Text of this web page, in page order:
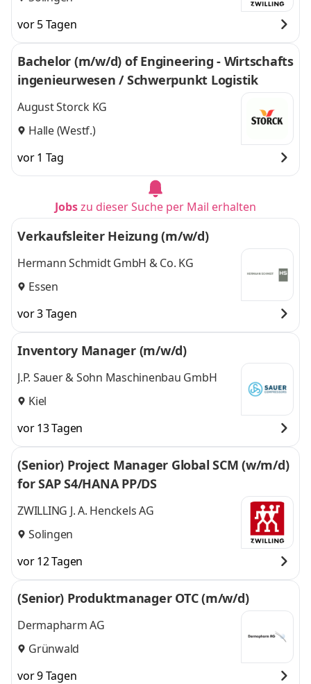
vor 5 Tagen
Bachelor (m/w/d) of Engineering - Wirtschafts
ingenieurwesen / Schwerpunkt Logistik
August Storck KG
Halle (Westf.)
vor 1 Tag
Jobszu dieser Suche per Mail erhalten
Verkaufsleiter Heizung (m/w/d)
Hermann Schmidt GmbH & Co. KG
Essen
vor 3 Tagen
Inventory Manager (m/w/d)
J.P. Sauer & Sohn Maschinenbau GmbH
Kiel
vor 13 Tagen
(Senior) Project Manager Global SCM (w/m/d)
for SAP S4/HANA PP/DS
ZWILLING J. A. Henckels AG
Solingen
vor 12 Tagen
(Senior) Produktmanager OTC (m/w/d)
Dermapharm AG
Grünwald
vor 9 Tagen